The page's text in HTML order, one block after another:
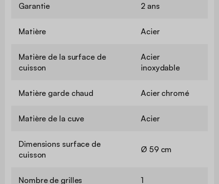
Garantie 2 ans
Matière Acier
Matière de la surface de
cuisson
Acier
inoxydable
Matière garde chaud Acier chromé
Matière de la cuve Acier
Dimensions surface de
cuisson
Ø 59 cm
Nombre de grilles 1